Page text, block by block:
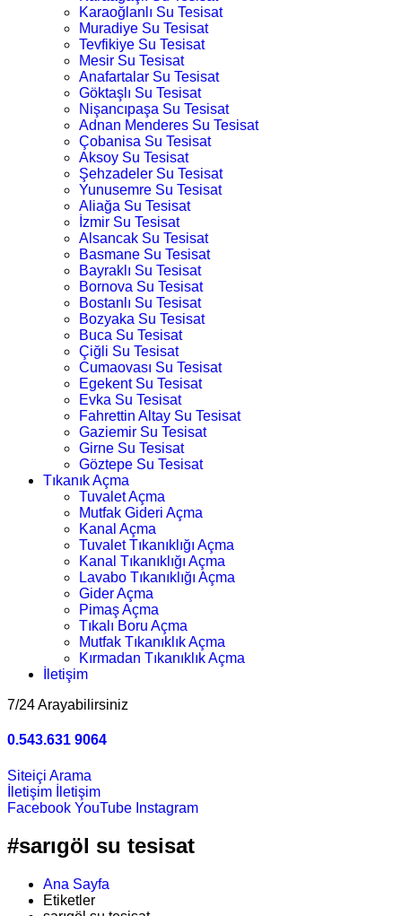
Karaoğlanlı Su Tesisat
Muradiye Su Tesisat
Tevfikiye Su Tesisat
Mesir Su Tesisat
Anafartalar Su Tesisat
Göktaşlı Su Tesisat
Nişancıpaşa Su Tesisat
Adnan Menderes Su Tesisat
Çobanisa Su Tesisat
Aksoy Su Tesisat
Şehzadeler Su Tesisat
Yunusemre Su Tesisat
Aliağa Su Tesisat
İzmir Su Tesisat
Alsancak Su Tesisat
Basmane Su Tesisat
Bayraklı Su Tesisat
Bornova Su Tesisat
Bostanlı Su Tesisat
Bozyaka Su Tesisat
Buca Su Tesisat
Çiğli Su Tesisat
Cumaovası Su Tesisat
Egekent Su Tesisat
Evka Su Tesisat
Fahrettin Altay Su Tesisat
Gaziemir Su Tesisat
Girne Su Tesisat
Göztepe Su Tesisat
Tıkanık Açma
Tuvalet Açma
Mutfak Gideri Açma
Kanal Açma
Tuvalet Tıkanıklığı Açma
Kanal Tıkanıklığı Açma
Lavabo Tıkanıklığı Açma
Gider Açma
Pimaş Açma
Tıkalı Boru Açma
Mutfak Tıkanıklık Açma
Kırmadan Tıkanıklık Açma
İletişim
7/24 Arayabilirsiniz
0.543.631 9064
Siteiçi Arama
İletişim
İletişim
Facebook YouTube Instagram
#sarıgöl su tesisat
Ana Sayfa
Etiketler